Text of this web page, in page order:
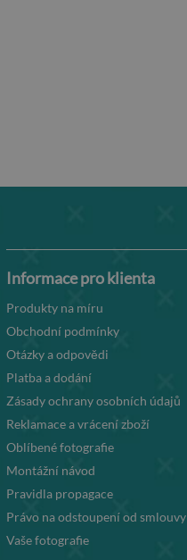
Informace pro klienta
Produkty na míru
Obchodní podmínky
Otázky a odpovědi
Platba a dodání
Zásady ochrany osobních údajů
Reklamace a vrácení zboží
Oblíbené fotografie
Montážní návod
Pravidla propagace
Právo na odstoupení od smlouvy
Vaše fotografie